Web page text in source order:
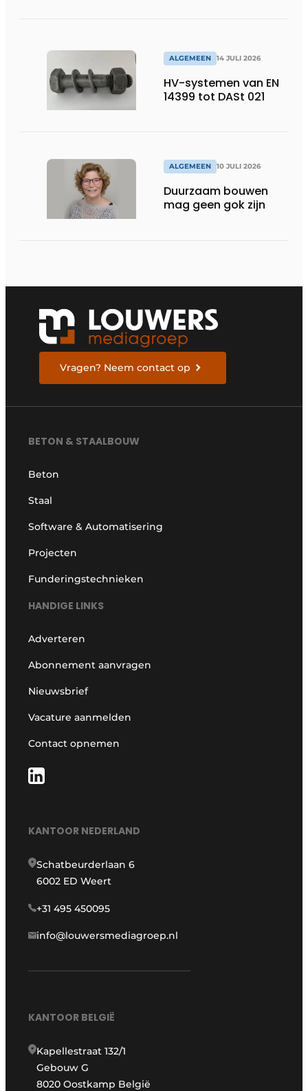
ALGEMEEN 14 JULI 2026
HV-systemen van EN
14399 tot DASt 021
ALGEMEEN 10 JULI 2026
Duurzaam bouwen
mag geen gok zijn
Vragen? Neem contact op
BETON & STAALBOUW
Beton
Staal
Software & Automatisering
Projecten
Funderingstechnieken
HANDIGE LINKS
Adverteren
Abonnement aanvragen
Nieuwsbrief
Vacature aanmelden
Contact opnemen
KANTOOR NEDERLAND
Schatbeurderlaan 6
6002 ED Weert
+31 495 450095
info@louwersmediagroep.nl
KANTOOR BELGIË
Kapellestraat 132/1
Gebouw G
8020 Oostkamp België